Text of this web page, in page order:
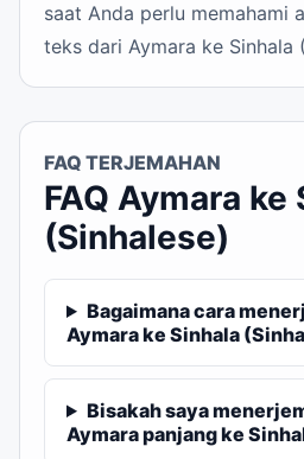
saat Anda perlu memahami
teks dari Aymara ke Sinhala
FAQ TERJEMAHAN
FAQ Aymara ke
(Sinhalese)
Bagaimana cara
Aymara ke Sinhala
Bisakah saya
Aymara panjang ke